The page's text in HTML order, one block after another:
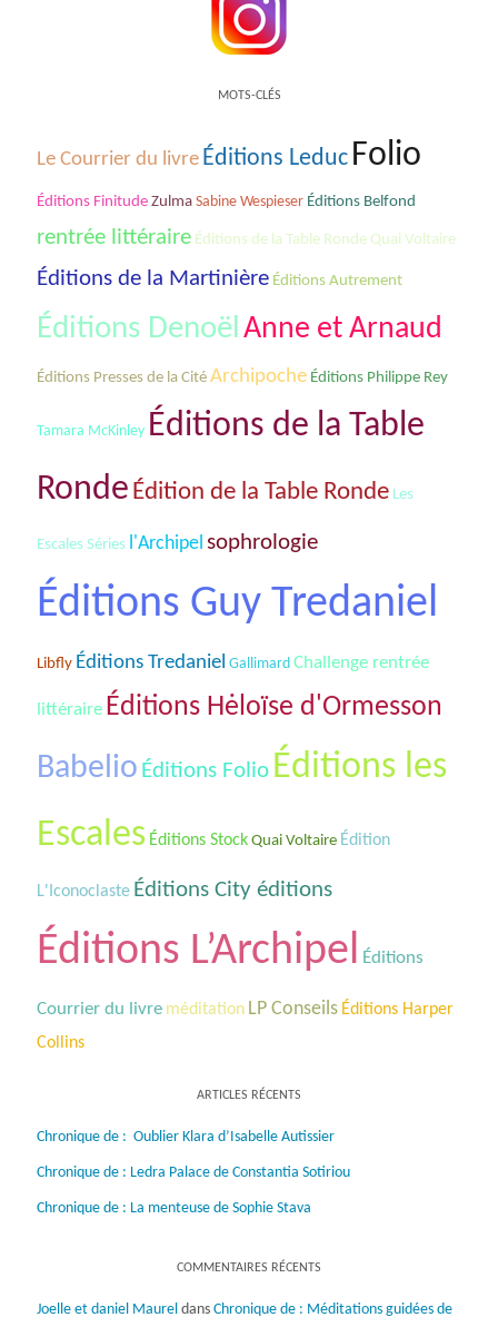
MOTS-CLÉS
Le Courrier du livre Éditions Leduc Folio
Éditions Finitude Zulma Sabine Wespieser Éditions Belfond
rentrée littéraire Éditions de la Table Ronde Quai Voltaire
Éditions de la Martinière Éditions Autrement
Éditions DenoëlAnne et Arnaud
Éditions Presses de la Cité Archipoche Éditions Philippe Rey
Tamara McKinley Éditions de la Table
Ronde Édition de la Table Ronde Les
Escales Séries l'Archipel sophrologie
Éditions Guy Tredaniel
Libfly Éditions Tredaniel Gallimard Challenge rentrée
littéraire Éditions Hėloïse d'Ormesson
Babelio Éditions Folio Éditions les
Escales Éditions Stock Quai Voltaire Édition
L'Iconoclaste Éditions City éditions
Éditions L’Archipel Éditions
Courrier du livre méditation LP Conseils Éditions Harper
Collins
ARTICLES RÉCENTS
Chronique de : Oublier Klara d’Isabelle Autissier
Chronique de : Ledra Palace de Constantia Sotiriou
Chronique de : La menteuse de Sophie Stava
COMMENTAIRES RÉCENTS
Joelle et daniel Maurel dans Chronique de : Méditations guidées de